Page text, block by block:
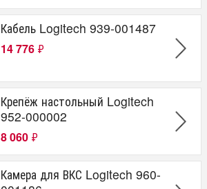
Кабель Logitech 939-001487
14 776 ₽
Крепёж настольный Logitech
952-000002
8 060 ₽
Камера для ВКС Logitech 960-